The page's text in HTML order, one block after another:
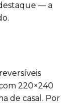
— a
220×240
de casal. Por